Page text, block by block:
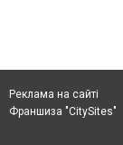
Реклама на сайті
Франшиза "CitySites"